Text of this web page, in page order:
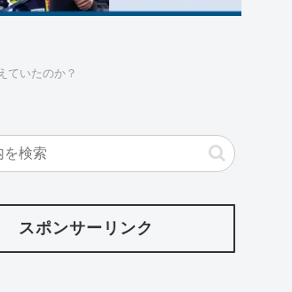
ていたのか？
スポンサーリンク